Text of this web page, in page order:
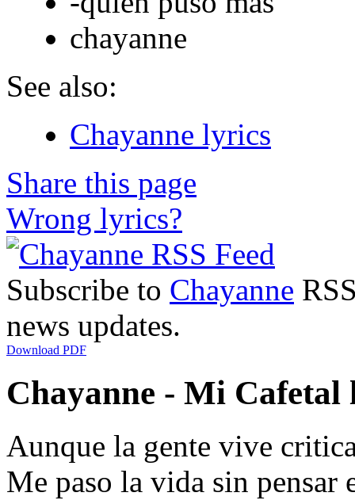
chayanne
See also:
Chayanne lyrics
Share this page
Wrong lyrics?
Subscribe to Chayanne
news updates.
Download PDF
Chayanne - Mi Cafetal
Aunque la gente vive
Me paso la vida sin pensar